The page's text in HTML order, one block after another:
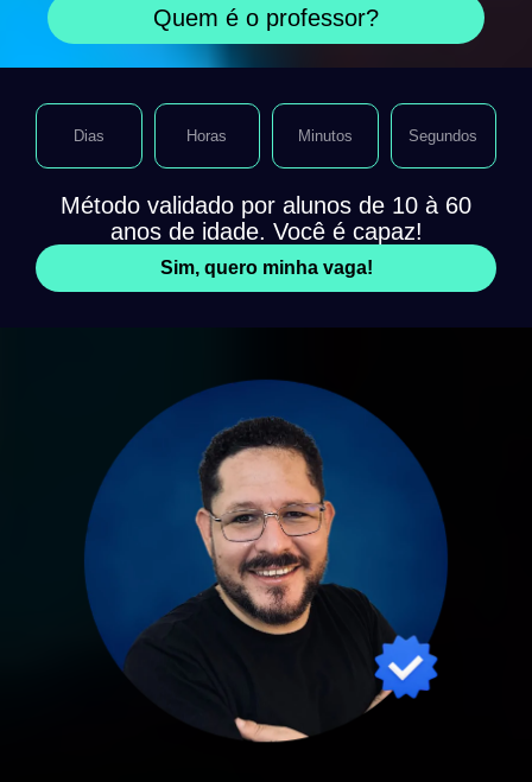
Quem é o professor?
Método validado por alunos de 10 à 60
anos de idade. Você é capaz!
Sim, quero minha vaga!
Dias Horas Minutos Segundos